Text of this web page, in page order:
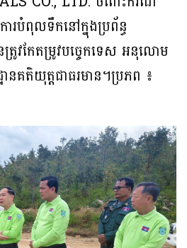
ារបំពុលទឹកនៅក្នុងប្រព័ន្ធ
វកែតម្រូវបច្ចេកទេស អនុលោម
នគតិយុត្តជាធរមាន។ប្រភព ៖